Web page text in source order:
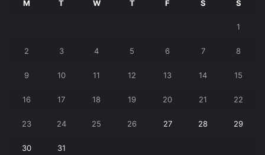
M T W T F S S
1
2 3 4 5 6 7 8
9 10 11 12 13 14 15
16 17 18 19 20 21 22
23 24 25 26 27 28 29
30 31